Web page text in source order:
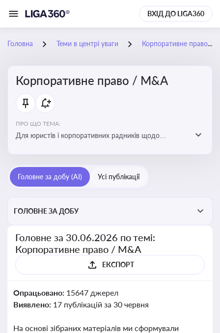
ВХІД ДО LIGA360
Головна Теми в центрі уваги Корпоративне право / M&A
Корпоративне право / M&A
ПРО ЩО ТЕМА:
Для юристів і корпоративних радників щодо
обов’язків мажоритарних і міноритарних акціонерів,
впливу змін у правовому полі на корпоративне
Головне за добу (AI) Усі публікації
ГОЛОВНЕ ЗА ДОБУ
Головне за 30.06.2026 по темі:
Корпоративне право / M&A
ЕКСПОРТ
Опрацьовано: 15647 джерел
Виявлено: 17 публікацій за 30 червня
На основі зібраних матеріалів ми сформували